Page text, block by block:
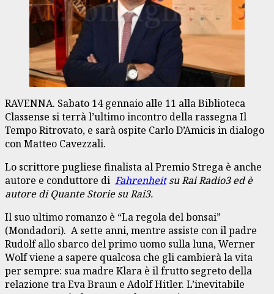
RAVENNA. Sabato 14 gennaio alle 11 alla Biblioteca
Classense si terrà l’ultimo incontro della rassegna Il
Tempo Ritrovato, e sarà ospite Carlo D’Amicis in dialogo
con Matteo Cavezzali.
Lo scrittore pugliese finalista al Premio Strega è anche
autore e conduttore di Fahrenheitsu Rai Radio3 ed è
autore di Quante Storie su Rai3.
Il suo ultimo romanzo è “La regola del bonsai”
(Mondadori). A sette anni, mentre assiste con il padre
Rudolf allo sbarco del primo uomo sulla luna, Werner
Wolf viene a sapere qualcosa che gli cambierà la vita
per sempre: sua madre Klara è il frutto segreto della
relazione tra Eva Braun e Adolf Hitler. L’inevitabile